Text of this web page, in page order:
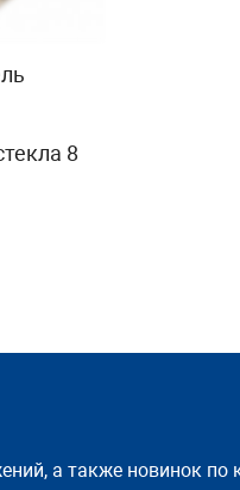
8
а также новинок